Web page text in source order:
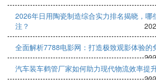
2026年日用陶瓷制造综合实力排名揭晓，哪
注？
全面解析7788电影网：打造极致观影体验的
汽车装车鹤管厂家如何助力现代物流效率提